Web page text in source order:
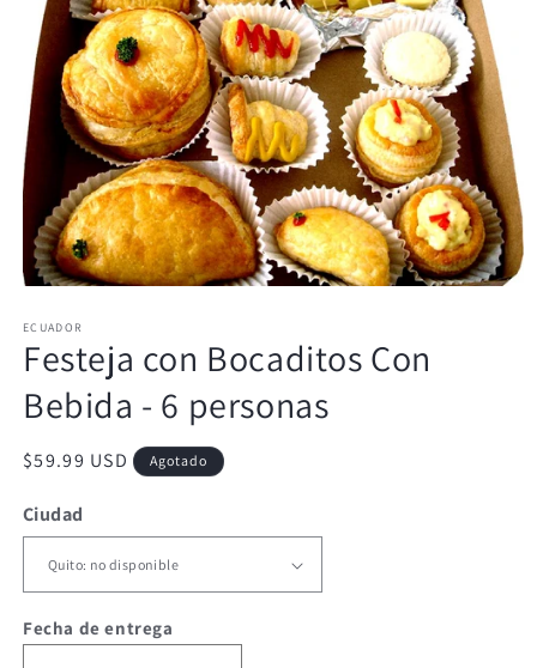
multimedia
1
en
ventana
modal
ECUADOR
Festeja con Bocaditos Con
Bebida - 6 personas
Precio
$59.99 USD Agotado
Ciudad
Fecha de entrega